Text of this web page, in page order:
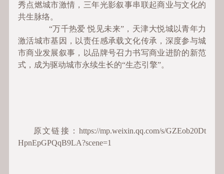
秀点燃城市激情，三年光影叙事串联起商业与文化的
共生脉络。
“万千热爱 悦见未来”，天津大悦城以青年力
激活城市基因，以责任感承载文化传承，深度参与城
市商业发展叙事，以品牌号召力书写商业进阶的新范
式，成为驱动城市永续生长的“生态引擎”。
原文链接：https://mp.weixin.qq.com/s/GZEob20Dt
HpnEpGPQqB9LA?scene=1